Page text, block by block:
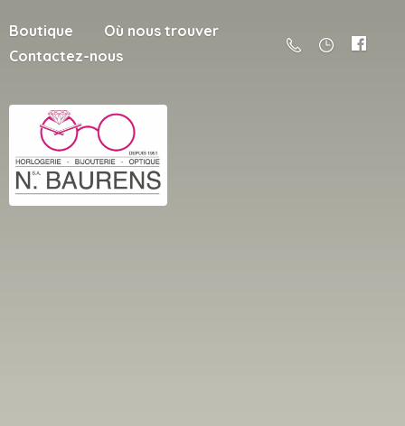
Boutique
Où nous trouver
Contactez-nous